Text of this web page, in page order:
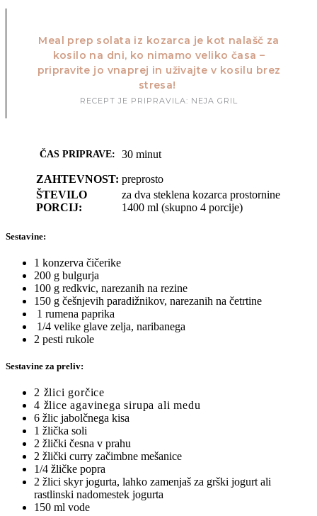
Meal prep solata iz kozarca je kot nalašč za
kosilo na dni, ko nimamo veliko časa –
pripravite jo vnaprej in uživajte v kosilu brez
stresa!
RECEPT JE PRIPRAVILA: NEJA GRIL
ČAS PRIPRAVE: 30 minut
ZAHTEVNOST: preprosto
ŠTEVILO
PORCIJ:
za dva steklena kozarca prostornine
1400 ml (skupno 4 porcije)
Sestavine:
1 konzerva čičerike
200 g bulgurja
100 g redkvic, narezanih na rezine
150 g češnjevih paradižnikov, narezanih na četrtine
1 rumena paprika
1/4 velike glave zelja, naribanega
2 pesti rukole
Sestavine za preliv:
2 žlici gorčice
4 žlice agavinega sirupa ali medu
6 žlic jabolčnega kisa
1 žlička soli
2 žlički česna v prahu
2 žlički curry začimbne mešanice
1/4 žličke popra
2 žlici skyr jogurta, lahko zamenjaš za grški jogurt ali
rastlinski nadomestek jogurta
150 ml vode